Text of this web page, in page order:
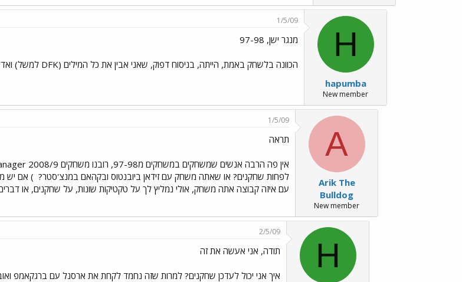
H
hapumba
New member
1/5/09
מנגר ישן, 97-98
הכוונה בלשחק באמת, הייתה, בניסוח דפוק, שאני אבין את כל המילים (DFK למשל) ואדע קצת סטטיסטיקות ולא אבנה יותר על שחקנים טובים ומזל
A
Arik The
Bulldog
New member
1/5/09
תראה
לפחות שחקנים? או שאתה משחק עם זידאן ביובנטוס ובקהאם במנצ'סטר? ) אם יש
עם איזה קבוצה אתה משחק, אולי נמליץ לך על טקטיקות שונות, על שחקנים, או דברים
H
2/5/09
תודה, אני אעשה את זה
איך אני יכול לעדכן שחקנים? למרות שזה נחמד לקחת את ארסנל עם ברגקאמפ